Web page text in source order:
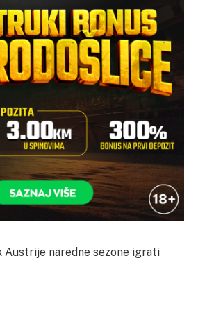
Austrije naredne sezone igrati